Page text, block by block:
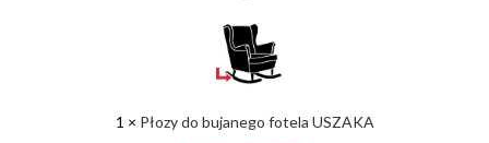
bujanego
fotela
USZAKA
1 × Płozy do bujanego fotela USZAKA